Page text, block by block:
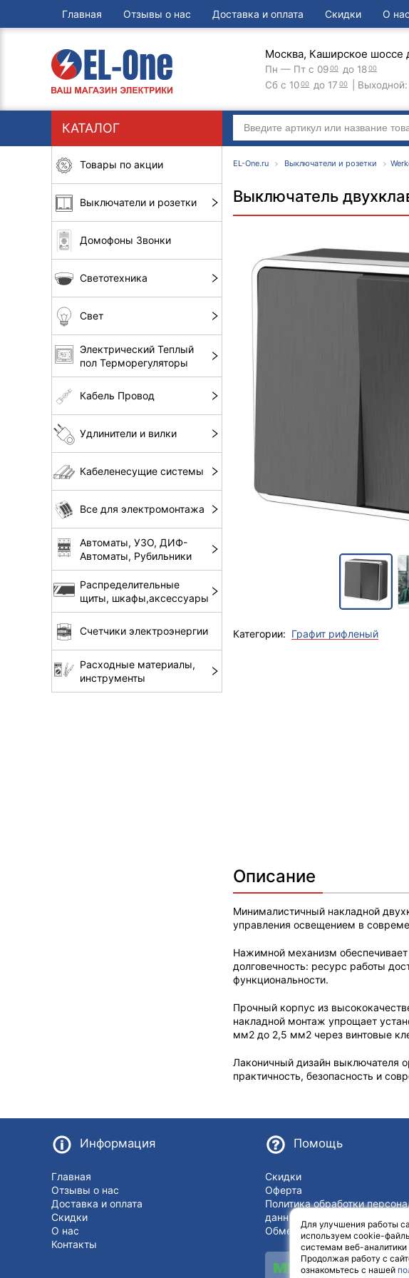
Главная Отзывы о нас Доставка и оплата Скидки О нас
Москва, Каширское шоссе
Пн — Пт с 0900 до 1800
Сб с 1000 до 17 00 |
КАТАЛОГ
Товары по акции
Выключатели и розетки
Домофоны Звонки
Светотехника
Свет
Электрический Теплый
пол Терморегуляторы
Кабель Провод
Удлинители и вилки
Кабеленесущие системы
Все для электромонтажа
Автоматы, УЗО, ДИФ-
Автоматы, Рубильники
Распределительные
щиты, шкафы,аксессуары
Счетчики электроэнергии
Расходные материалы,
инструменты
EL-One.ru Выключатели и розетки
Выключатель
Категории: Графит рифленый
Описание
Минималистичный накладной
управления освещением в
Нажимной механизм обеспечивает
долговечность: ресурс работы
функциональности.
Прочный корпус из
накладной монтаж упрощает
мм2 до 2,5 мм2 через винтовые
Лаконичный дизайн выключателя
практичность, безопасность и
Информация
Главная
Отзывы о нас
Доставка и оплата
Скидки
О нас
Контакты
Помощь
Скидки
Оферта
Политика обработки
данных
Обмен и возврат
Для улучшения работы
используем cookie-
системам веб-
Продолжая работу с
ознакомьтесь с нашей